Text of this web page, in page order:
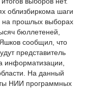
облизбиркома шаги
прошлых выборах
бюллетеней,
сообщил, что
представитель
информатизации,
На данный
НИИ программных